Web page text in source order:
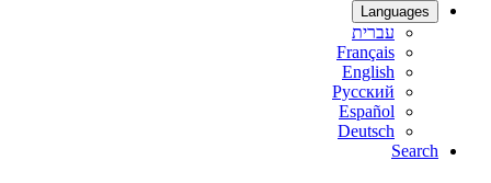
Languages
עברית
Français
English
Русский
Español
Deutsch
Search